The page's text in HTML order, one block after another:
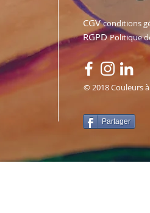
CGVconditions
RGPDPolitique
© 2018 Couleurs
Partager